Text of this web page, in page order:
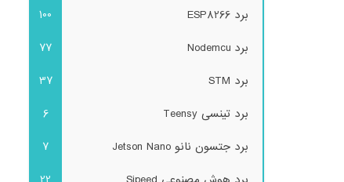
برد ESP8266
100
برد Nodemcu
77
برد STM
37
برد تینسی Teensy
6
برد جتسون نانو Jetson Nano
7